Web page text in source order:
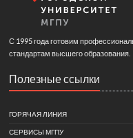
С 1995 года готовим
стандартам высшего образования.
Полезные ссылки
ГОРЯЧАЯ ЛИНИЯ
СЕРВИСЫ МГПУ